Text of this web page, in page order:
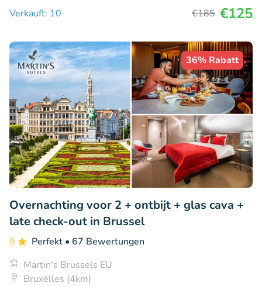
Verkauft: 10
€185 €125
36% Rabatt
Overnachting voor 2 + ontbijt + glas cava +
late check-out in Brussel
9 Perfekt • 67 Bewertungen
Martin's Brussels EU
Bruxelles (4km)